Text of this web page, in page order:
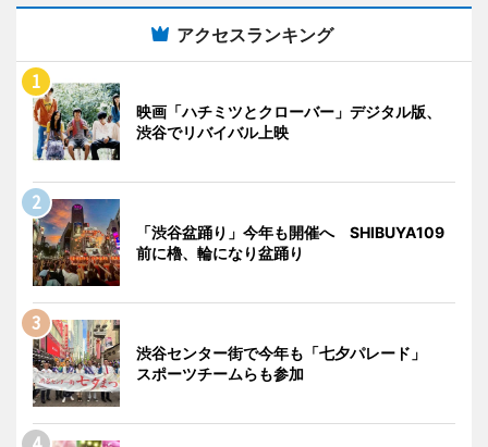
アクセスランキング
映画「ハチミツとクローバー」デジタル版、
渋谷でリバイバル上映
「渋谷盆踊り」今年も開催へ SHIBUYA109
前に櫓、輪になり盆踊り
渋谷センター街で今年も「七夕パレード」
スポーツチームらも参加